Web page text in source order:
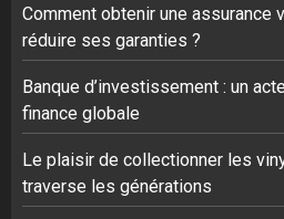
Comment obtenir une assurance
réduire ses garanties ?
Banque d’investissement : un
finance globale
Le plaisir de collectionner les
traverse les générations